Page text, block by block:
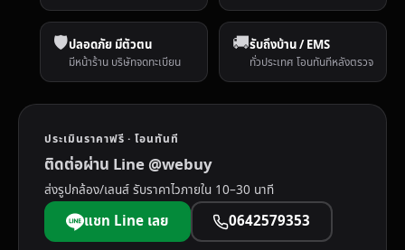
🛡️ปลอดภัย มีตัวตน
มีหน้าร้าน บริษัทจดทะเบียน
🚚รับถึงบ้าน / EMS
ทั่วประเทศ โอนทันทีหลังตรวจ
ประเมินราคาฟรี · โอนทันที
ติดต่อผ่าน Line @webuy
ส่งรูปกล้อง/เลนส์ รับราคาไวภายใน 10–30 นาที
แชท Line เลย 0642579353